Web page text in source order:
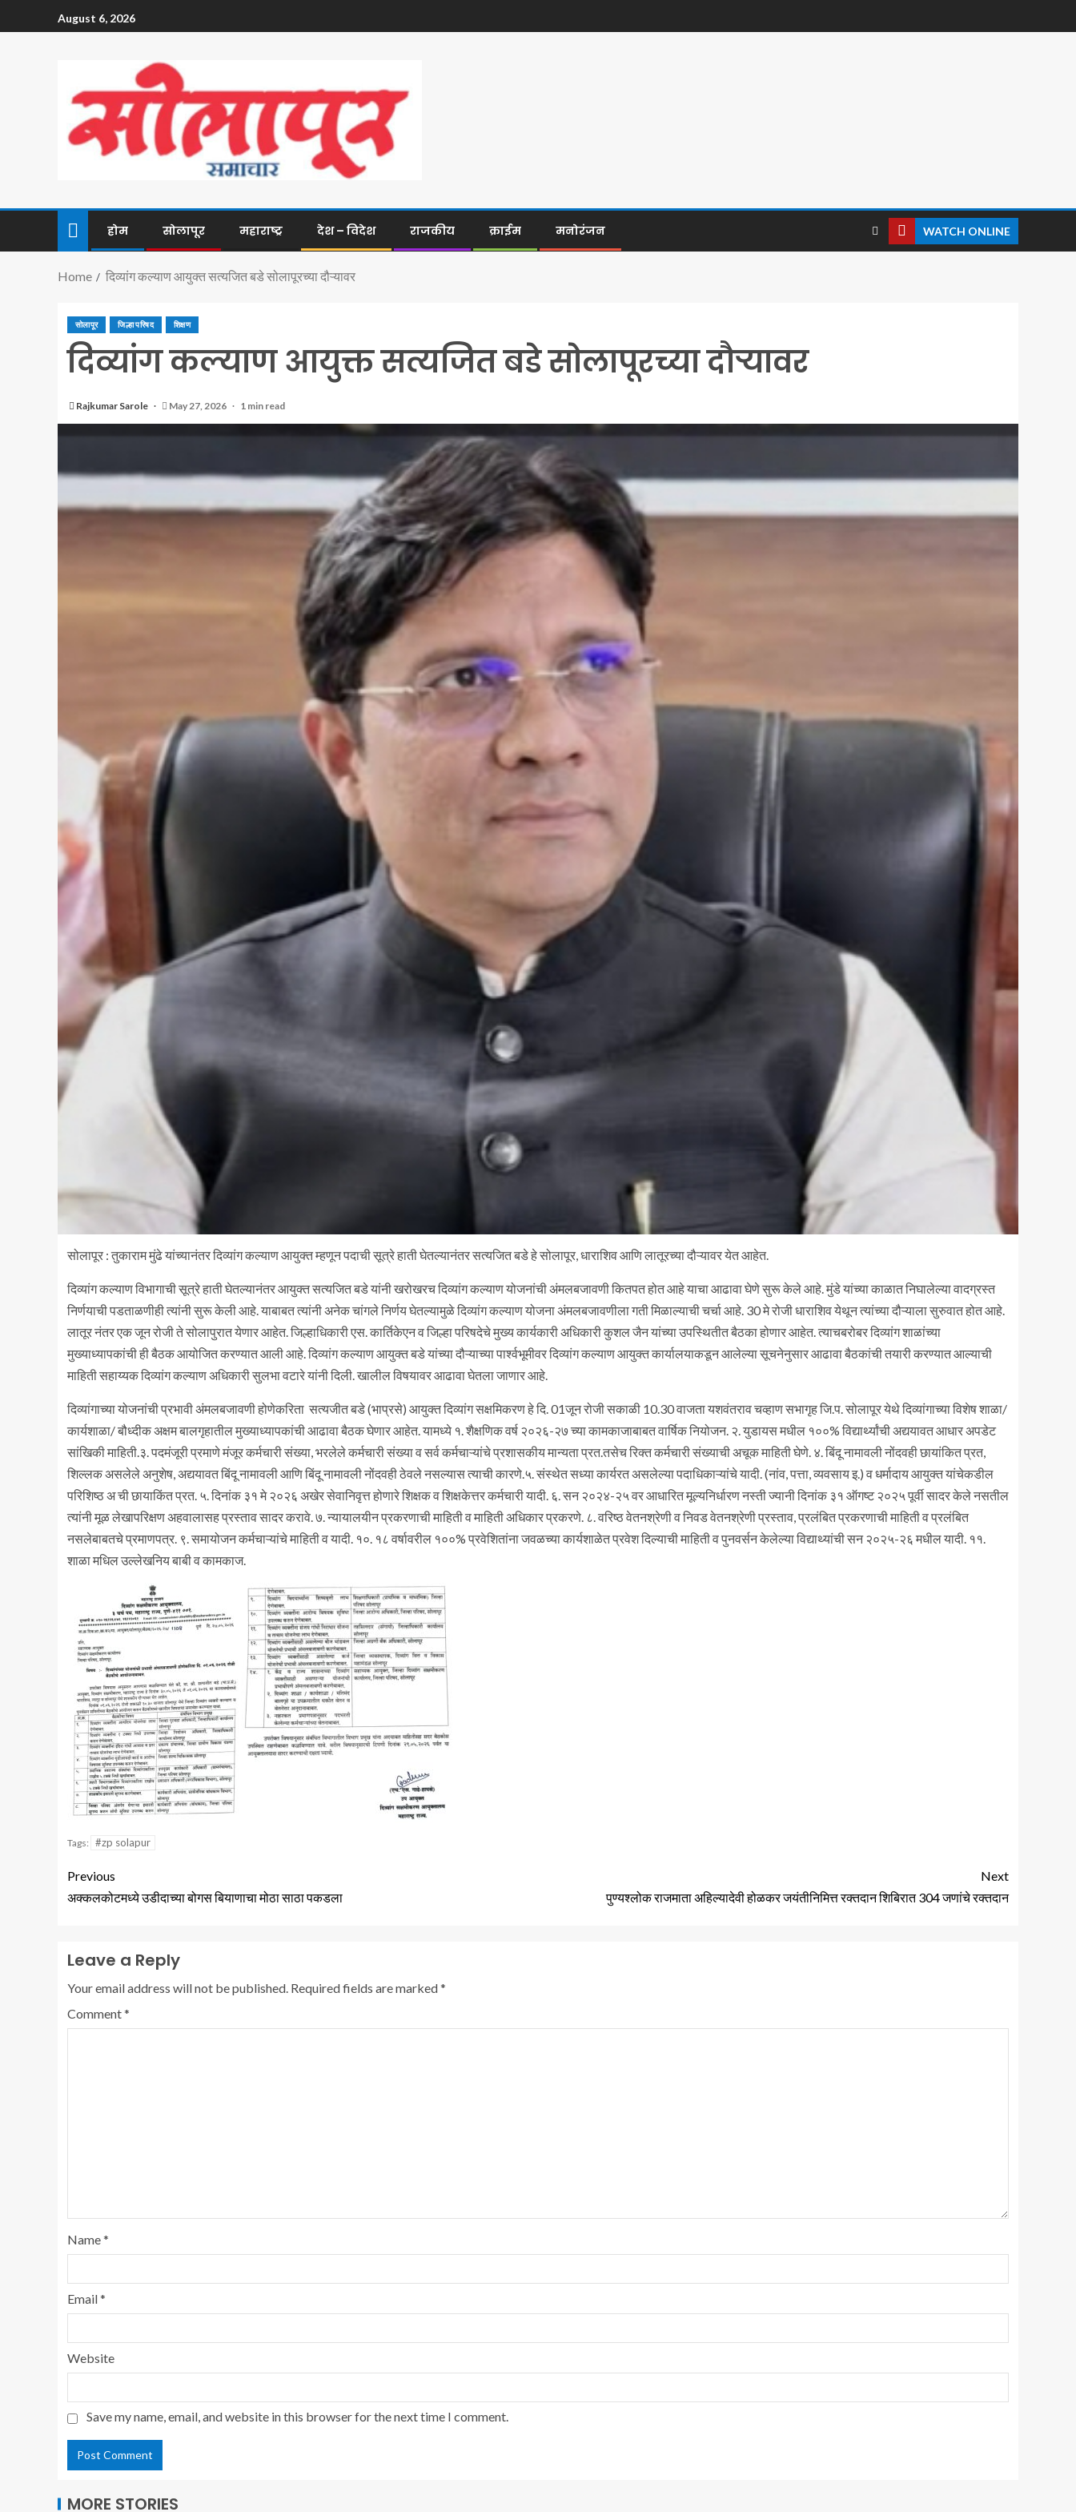
August 6, 2026
होम सोलापूर महाराष्ट्र देश – विदेश राजकीय क्राईम मनोरंजन WATCH ONLINE
Home दिव्यांग कल्याण आयुक्त सत्यजित बडे सोलापूरच्या दौऱ्यावर
सोलापूर जिल्हा परिषद शिक्षण
दिव्यांग कल्याण आयुक्त सत्यजित बडे सोलापूरच्या दौऱ्यावर
Rajkumar Sarole May 27, 2026 1 min read
सोलापूर : तुकाराम मुंढे यांच्यानंतर दिव्यांग कल्याण आयुक्त म्हणून पदाची सूत्रे हाती घेतल्यानंतर सत्यजित बडे हे सोलापूर, धाराशिव आणि लातूरच्या दौऱ्यावर येत आहेत.
दिव्यांग कल्याण विभागाची सूत्रे हाती घेतल्यानंतर आयुक्त सत्यजित बडे यांनी खरोखरच दिव्यांग कल्याण योजनांची अंमलबजावणी कितपत होत आहे याचा आढावा घेणे सुरू केले आहे. मुंडे यांच्या काळात निघालेल्या वादग्रस्त
निर्णयाची पडताळणीही त्यांनी सुरू केली आहे. याबाबत त्यांनी अनेक चांगले निर्णय घेतल्यामुळे दिव्यांग कल्याण योजना अंमलबजावणीला गती मिळाल्याची चर्चा आहे. 30 मे रोजी धाराशिव येथून त्यांच्या दौऱ्याला सुरुवात होत आहे.
लातूर नंतर एक जून रोजी ते सोलापुरात येणार आहेत. जिल्हाधिकारी एस. कार्तिकेएन व जिल्हा परिषदेचे मुख्य कार्यकारी अधिकारी कुशल जैन यांच्या उपस्थितीत बैठका होणार आहेत. त्याचबरोबर दिव्यांग शाळांच्या
मुख्याध्यापकांची ही बैठक आयोजित करण्यात आली आहे. दिव्यांग कल्याण आयुक्त बडे यांच्या दौऱ्याच्या पार्श्वभूमीवर दिव्यांग कल्याण आयुक्त कार्यालयाकडून आलेल्या सूचनेनुसार आढावा बैठकांची तयारी करण्यात आल्याची
माहिती सहाय्यक दिव्यांग कल्याण अधिकारी सुलभा वटारे यांनी दिली. खालील विषयावर आढावा घेतला जाणार आहे.
दिव्यांगाच्या योजनांची प्रभावी अंमलबजावणी होणेकरिता सत्यजीत बडे (भाप्रसे) आयुक्त दिव्यांग सक्षमिकरण हे दि. 01जून रोजी सकाळी 10.30 वाजता यशवंतराव चव्हाण सभागृह जि.प. सोलापूर येथे दिव्यांगाच्या विशेष शाळा/
कार्यशाळा/ बौध्दीक अक्षम बालगृहातील मुख्याध्यापकांची आढावा बैठक घेणार आहेत. यामध्ये १. शैक्षणिक वर्ष २०२६-२७ च्या कामकाजाबाबत वार्षिक नियोजन. २. युडायस मधील १००% विद्यार्थ्यांची अद्ययावत आधार अपडेट
सांखिकी माहिती.३. पदमंजूरी प्रमाणे मंजूर कर्मचारी संख्या, भरलेले कर्मचारी संख्या व सर्व कर्मचाऱ्यांचे प्रशासकीय मान्यता प्रत.तसेच रिक्त कर्मचारी संख्याची अचूक माहिती घेणे. ४. बिंदू नामावली नोंदवही छायांकित प्रत,
शिल्लक असलेले अनुशेष, अद्ययावत बिंदू नामावली आणि बिंदू नामावली नोंदवही ठेवले नसल्यास त्याची कारणे.५. संस्थेत सध्या कार्यरत असलेल्या पदाधिकाऱ्यांचे यादी. (नांव, पत्ता, व्यवसाय इ.) व धर्मादाय आयुक्त यांचेकडील
परिशिष्ठ अ ची छायाकिंत प्रत. ५. दिनांक ३१ मे २०२६ अखेर सेवानिवृत्त होणारे शिक्षक व शिक्षकेत्तर कर्मचारी यादी. ६. सन २०२४-२५ वर आधारित मूल्यनिर्धारण नस्ती ज्यानी दिनांक ३१ ऑगष्ट २०२५ पूर्वी सादर केले नसतील
त्यांनी मूळ लेखापरिक्षण अहवालासह प्रस्ताव सादर करावे. ७. न्यायालयीन प्रकरणाची माहिती व माहिती अधिकार प्रकरणे. ८. वरिष्ठ वेतनश्रेणी व निवड वेतनश्रेणी प्रस्ताव, प्रलंबित प्रकरणाची माहिती व प्रलंबित
नसलेबाबतचे प्रमाणपत्र. ९. समायोजन कर्मचाऱ्यांचे माहिती व यादी. १०. १८ वर्षावरील १००% प्रवेशितांना जवळच्या कार्यशाळेत प्रवेश दिल्याची माहिती व पुनवर्सन केलेल्या विद्याथ्यांची सन २०२५-२६ मधील यादी. ११.
शाळा मधिल उल्लेखनिय बाबी व कामकाज.
Tags: #zp solapur
Previous
अक्कलकोटमध्ये उडीदाच्या बोगस बियाणाचा मोठा साठा पकडला
Next
पुण्यश्लोक राजमाता अहिल्यादेवी होळकर जयंतीनिमित्त रक्तदान शिबिरात 304 जणांचे रक्तदान
Leave a Reply
Your email address will not be published. Required fields are marked*
Comment*
Name*
Email*
Website
Save my name, email, and website in this browser for the next time I comment.
MORE STORIES